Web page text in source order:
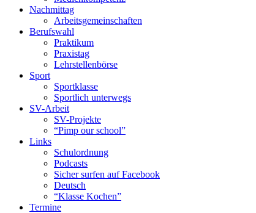
Nachmittag
Arbeitsgemeinschaften
Berufswahl
Praktikum
Praxistag
Lehrstellenbörse
Sport
Sportklasse
Sportlich unterwegs
SV-Arbeit
SV-Projekte
“Pimp our school”
Links
Schulordnung
Podcasts
Sicher surfen auf Facebook
Deutsch
“Klasse Kochen”
Termine